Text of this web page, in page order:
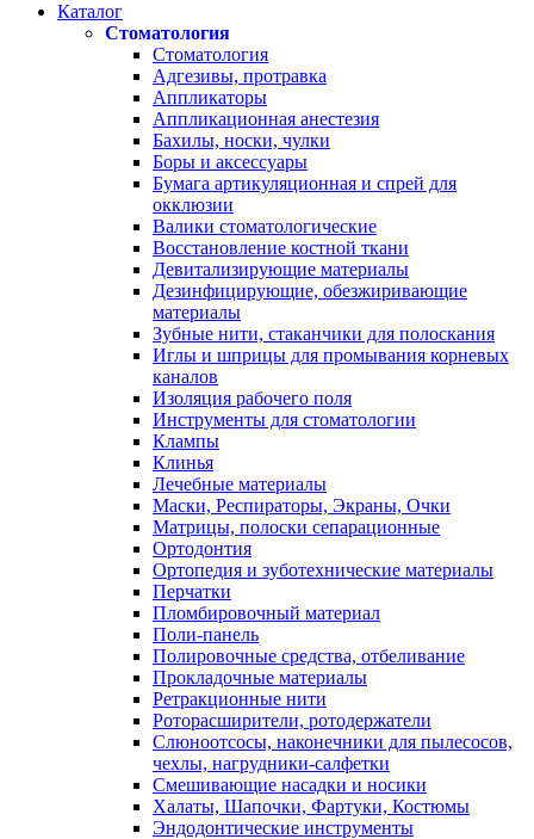
Каталог
Стоматология
Стоматология
Адгезивы, протравка
Аппликаторы
Аппликационная анестезия
Бахилы, носки, чулки
Боры и аксессуары
Бумага артикуляционная и спрей для
окклюзии
Валики стоматологические
Восстановление костной ткани
Девитализирующие материалы
Дезинфицирующие, обезжиривающие
материалы
Зубные нити, стаканчики для полоскания
Иглы и шприцы для промывания корневых
каналов
Изоляция рабочего поля
Инструменты для стоматологии
Клампы
Клинья
Лечебные материалы
Маски, Респираторы, Экраны, Очки
Матрицы, полоски сепарационные
Ортодонтия
Ортопедия и зуботехнические материалы
Перчатки
Пломбировочный материал
Поли-панель
Полировочные средства, отбеливание
Прокладочные материалы
Ретракционные нити
Роторасширители, ротодержатели
Слюноотсосы, наконечники для пылесосов,
чехлы, нагрудники-салфетки
Смешивающие насадки и носики
Халаты, Шапочки, Фартуки, Костюмы
Эндодонтические инструменты